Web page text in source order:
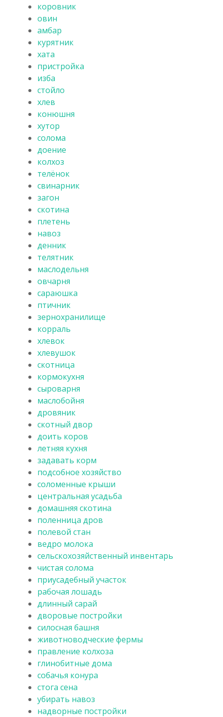
коровник
овин
амбар
курятник
хата
пристройка
изба
стойло
хлев
конюшня
хутор
солома
доение
колхоз
телёнок
свинарник
загон
скотина
плетень
навоз
денник
телятник
маслодельня
овчарня
сараюшка
птичник
зернохранилище
корраль
хлевок
хлевушок
скотница
кормокухня
сыроварня
маслобойня
дровяник
скотный двор
доить коров
летняя кухня
задавать корм
подсобное хозяйство
соломенные крыши
центральная усадьба
домашняя скотина
поленница дров
полевой стан
ведро молока
сельскохозяйственный инвентарь
чистая солома
приусадебный участок
рабочая лошадь
длинный сарай
дворовые постройки
силосная башня
животноводческие фермы
правление колхоза
глинобитные дома
собачья конура
стога сена
убирать навоз
надворные постройки